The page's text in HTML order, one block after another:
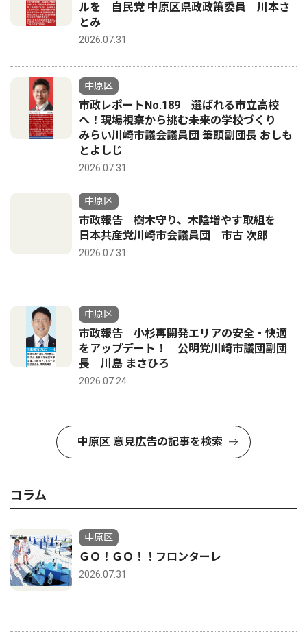
ルを 自民党 中原区県政政策委員 川本さ
とみ
2026.07.31
中原区
市政レポートNo.189 選ばれる市立高校
へ！現場視察から挑む未来の学校づくり
みらい川崎市議会議員団 筆頭副団長 おしも
とよしじ
2026.07.31
中原区
市政報告 樹木守り、木陰増やす取組を
日本共産党川崎市会議員団 市古 次郎
2026.07.31
中原区
市政報告 小杉再開発エリアの安全・快適
をアップデート！ 公明党川崎市議団副団
長 川島 まさひろ
2026.07.24
中原区 意見広告の記事を検索
コラム
中原区
ＧＯ！ＧＯ！！フロンターレ
2026.07.31